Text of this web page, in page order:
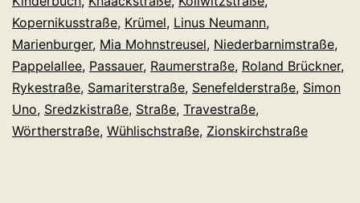
Kopernikusstraße, Krümel, Linus Neumann,
Marienburger, Mia Mohnstreusel, Niederbarnimstraße,
Pappelallee, Passauer, Raumerstraße, Roland Brückner,
Rykestraße, Samariterstraße, Senefelderstraße, Simon
Uno, Sredzkistraße, Straße, Travestraße,
Wörtherstraße, Wühlischstraße, Zionskirchstraße